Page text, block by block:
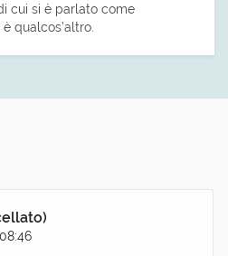
cui si è parlato come
qualcos’altro.